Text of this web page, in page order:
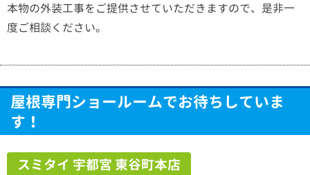
本物の外装工事をご提供させていただきますので、是非一
度ご相談ください。
屋根専門ショールームでお待ちしていま
す！
スミタイ 宇都宮 東谷町本店